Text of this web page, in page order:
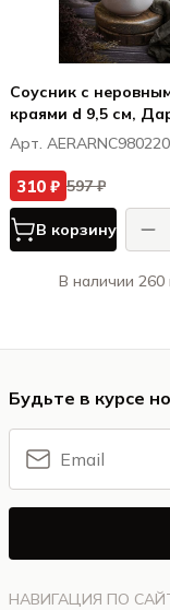
Соусник с
краями d 9,5 см,
Арт.
310 ₽ 597 ₽
В корзину
В наличии 260
НАВИГАЦИЯ ПО
Будьте в курсе